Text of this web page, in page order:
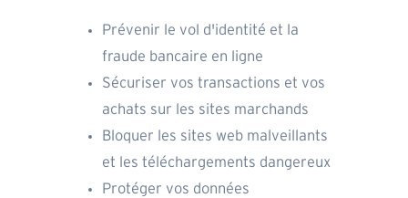
Prévenir le vol d'identité et la
fraude bancaire en ligne
Sécuriser vos transactions et vos
achats sur les sites marchands
Bloquer les sites web malveillants
et les téléchargements dangereux
Protéger vos données